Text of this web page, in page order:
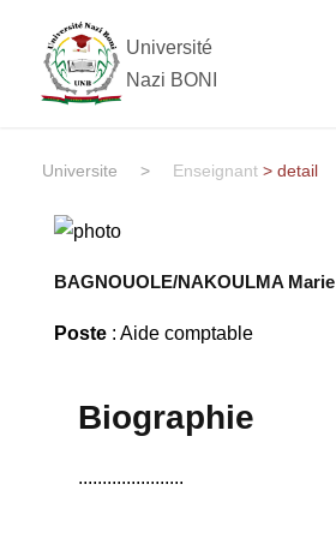
Université
Nazi BONI
Universite > Enseignant > detail
BAGNOUOLE/NAKOULMA Marie
Poste: Aide comptable
Biographie
......................